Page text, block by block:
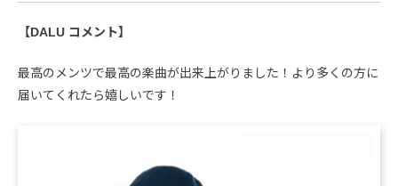
【DALU コメント】
最高のメンツで最高の楽曲が出来上がりました！より多くの方に
届いてくれたら嬉しいです！